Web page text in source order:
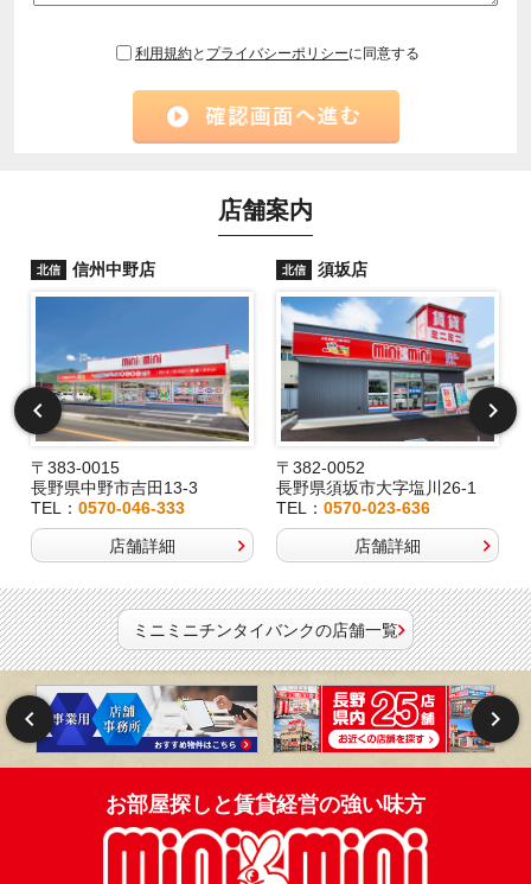
利用規約と プライバシーポリシーに同意する
店舗案内
北信 信州中野店
〒383-0015
長野県中野市吉田13-3
TEL： 0570-046-333
店舗詳細
北信 須坂店
〒382-0052
長野県須坂市大字塩川26-1
TEL：0570-023-636
店舗詳細
ミニミニチンタイバンクの店舗一覧
お部屋探しと賃貸経営の強い味方